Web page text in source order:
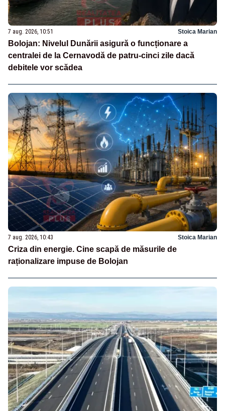
7 aug. 2026, 10:51 Stoica Marian
Bolojan: Nivelul Dunării asigură o funcționare a
centralei de la Cernavodă de patru-cinci zile dacă
debitele vor scădea
7 aug. 2026, 10:43 Stoica Marian
Criza din energie. Cine scapă de măsurile de
raționalizare impuse de Bolojan